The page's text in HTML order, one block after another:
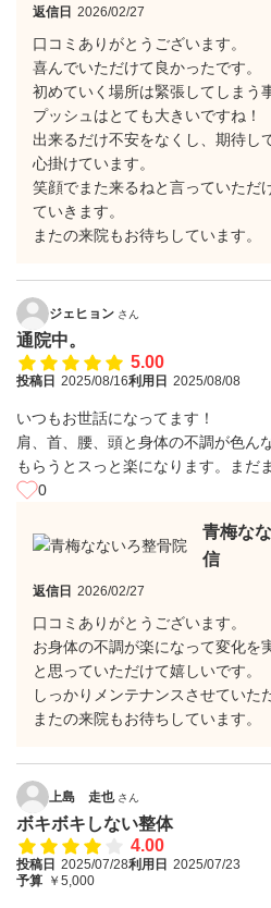
返信日 2026/02/27
口コミありがとうございます。
喜んでいただけて良かったです。
初めていく場所は緊張してしまう
プッシュはとても大きいですね！
出来るだけ不安をなくし、期待し
心掛けています。
笑顔でまた来るねと言っていただ
ていきます。
またの来院もお待ちしています。
ジェヒョン さん
通院中。
5.00
投稿日 2025/08/16利用日 2025/08/08
いつもお世話になってます！
肩、首、腰、頭と身体の不調が色ん
もらうとスっと楽になります。まだ
0
青梅な
信
返信日 2026/02/27
口コミありがとうございます。
お身体の不調が楽になって変化を
と思っていただけて嬉しいです。
しっかりメンテナンスさせていた
またの来院もお待ちしています。
上島 走也 さん
ボキボキしない整体
4.00
投稿日 2025/07/28利用日 2025/07/23
予算 ￥5,000